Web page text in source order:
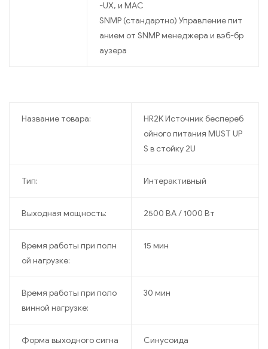
-UX, и MAC
SNMP (стандартно) Управление пит
анием от SNMP менеджера и вэб-бр
аузера
Название товара:
HR2K Источник беспереб
ойного питания MUST UP
S в стойку 2U
Тип: Интерактивный
Выходная мощность: 2500 ВА / 1000 Вт
Время работы при полн
ой нагрузке:
15 мин
Время работы при поло
винной нагрузке:
30 мин
Форма выходного сигна
Синусоида